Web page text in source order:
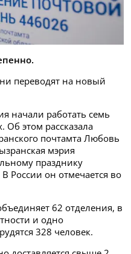
переводят на новый
начали работать семь
этом рассказала
почтамта Любовь
мэрия
празднику
России он отмечается во
62 отделения, в
и одно
328 человек.